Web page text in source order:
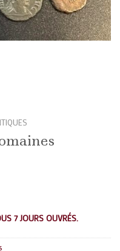
7 JOURS OUVRÉS.